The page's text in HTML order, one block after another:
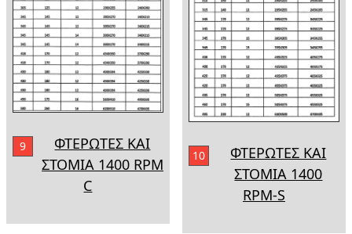
9
ΦΤΕΡΩΤΕΣ ΚΑΙ
ΣΤΟΜΙΑ 1400 RPM
C
10
ΦΤΕΡΩΤΕΣ ΚΑΙ
ΣΤΟΜΙΑ 1400
RPM-S